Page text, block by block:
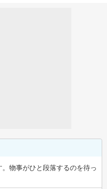
物事がひと段落するのを待っ